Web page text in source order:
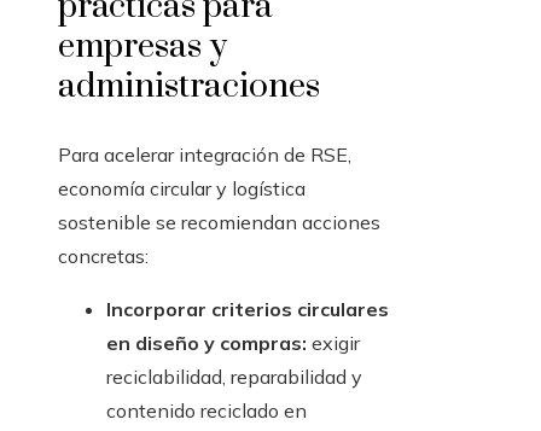
empresas y
administraciones
Para acelerar integración de RSE,
economía circular y logística
sostenible se recomiendan acciones
concretas:
Incorporar criterios circulares
en diseño y compras: exigir
reciclabilidad, reparabilidad y
contenido reciclado en